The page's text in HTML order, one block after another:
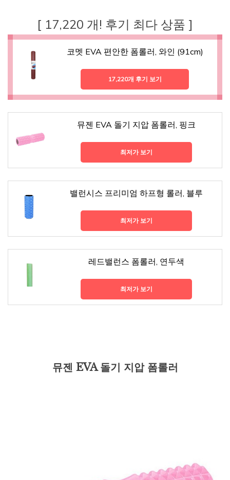
[ 17,220 개! 후기 최다 상품 ]
코멧 EVA 편안한 폼롤러, 와인 (91cm)
17,220개 후기 보기
뮤젠 EVA 돌기 지압 폼롤러, 핑크
최저가 보기
밸런시스 프리미엄 하프형 롤러, 블루
최저가 보기
레드밸런스 폼롤러, 연두색
최저가 보기
뮤젠 EVA 돌기 지압 폼롤러